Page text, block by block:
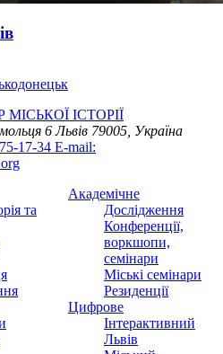
МІСЬКОЇ ІСТОРІЇ
6Львів 79005, Україна
17-34 E-mail:
та
Академічне
Дослідження
Конференції,
воркшопи,
семінари
Міські семінари
Резиденції
Цифрове
Інтерактивний
Львів